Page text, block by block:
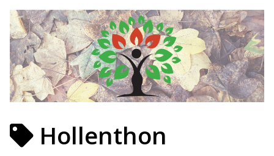
Hollenthon